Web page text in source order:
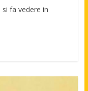
fa vedere in